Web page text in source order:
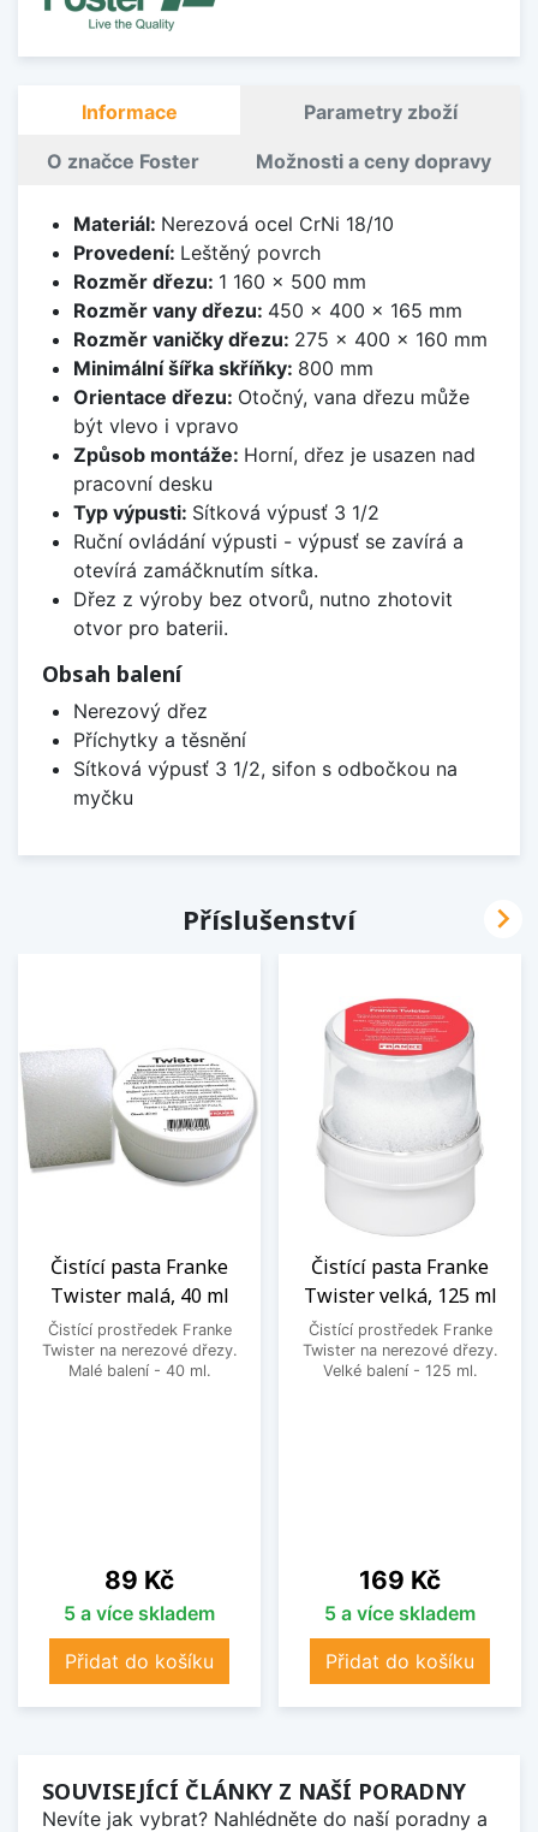
Informace Parametry zboží
O značce Foster Možnosti a ceny dopravy
Materiál: Nerezová ocel CrNi 18/10
Provedení: Leštěný povrch
Rozměr dřezu: 1 160 x 500 mm
Rozměr vany dřezu: 450 x 400 x 165 mm
Rozměr vaničky dřezu: 275 x 400 x 160 mm
Minimální šířka skříňky: 800 mm
Orientace dřezu: Otočný, vana dřezu může
být vlevo i vpravo
Způsob montáže: Horní, dřez je usazen nad
pracovní desku
Typ výpusti: Sítková výpusť 3 1/2
Ruční ovládání výpusti - výpusť se zavírá a
otevírá zamáčknutím sítka.
Dřez z výroby bez otvorů, nutno zhotovit
otvor pro baterii.
Obsah balení
Nerezový dřez
Příchytky a těsnění
Sítková výpusť 3 1/2, sifon s odbočkou na
myčku
Příslušenství
Čistící pasta Franke
Twister malá, 40 ml
Čistící prostředek Franke
Twister na nerezové dřezy.
Malé balení - 40 ml.
Cena
89 Kč
5 a více skladem
Přidat do košíku
Čistící pasta Franke
Twister velká, 125 ml
Čistící prostředek Franke
Twister na nerezové dřezy.
Velké balení - 125 ml.
Cena
169 Kč
5 a více skladem
Přidat do košíku

SOUVISEJÍCÍ ČLÁNKY Z NAŠÍ PORADNY
Nevíte jak vybrat? Nahlédněte do naší poradny a